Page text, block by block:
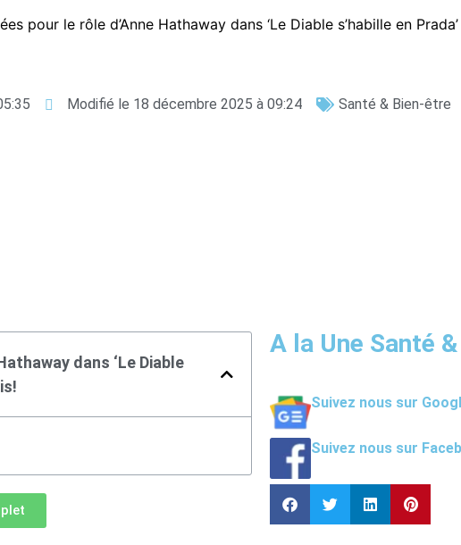
pour le rôle d’Anne Hathaway dans ‘Le Diable s’habille en
Modifié le 18 décembre 2025 à 09:24 Santé & Bien-être
dans ‘Le Diable
A la Une Santé
Suivez nous sur
Suivez nous sur